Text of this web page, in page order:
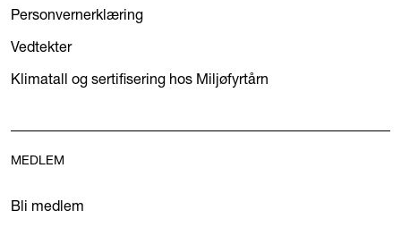
Personvernerklæring
Vedtekter
Klimatall og sertifisering hos Miljøfyrtårn
MEDLEM
Bli medlem